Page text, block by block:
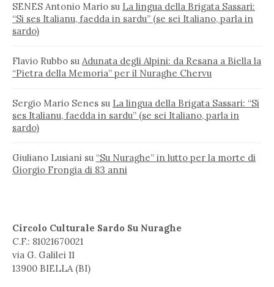
SENES Antonio Mario su La lingua della Brigata Sassari:
“Si ses Italianu, faedda in sardu” (se sei Italiano, parla in
sardo)
Flavio Rubbo su Adunata degli Alpini: da Resana a Biella la
“Pietra della Memoria” per il Nuraghe Chervu
Sergio Mario Senes su La lingua della Brigata Sassari: “Si
ses Italianu, faedda in sardu” (se sei Italiano, parla in
sardo)
Giuliano Lusiani su “Su Nuraghe” in lutto per la morte di
Giorgio Frongia di 83 anni
Circolo Culturale Sardo Su Nuraghe
C.F.: 81021670021
via G. Galilei 11
13900 BIELLA (BI)